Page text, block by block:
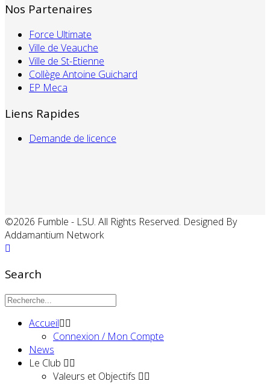
Nos Partenaires
Force Ultimate
Ville de Veauche
Ville de St-Etienne
Collège Antoine Guichard
EP Meca
Liens Rapides
Demande de licence
©2026 Fumble - LSU. All Rights Reserved. Designed By
Addamantium Network
Search
Accueil
Connexion / Mon Compte
News
Le Club
Valeurs et Objectifs